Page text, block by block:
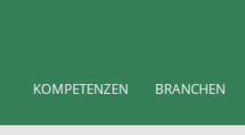
KOMPETENZEN BRANCHEN